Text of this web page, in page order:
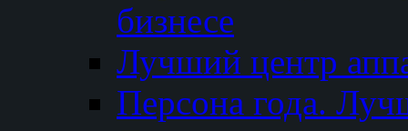
бизнесе
Лучший центр
Персона года.